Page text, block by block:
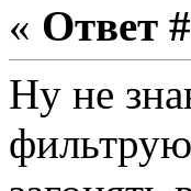
« Ответ
Ну не